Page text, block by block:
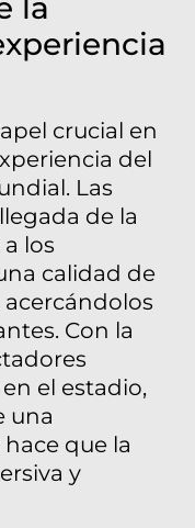
la
crucial en
del
Las
de la
los
calidad de
Con la
el estadio,
una
que la
y